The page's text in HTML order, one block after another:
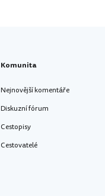
Komunita
Nejnovější komentáře
Diskuzní fórum
Cestopisy
Cestovatelé